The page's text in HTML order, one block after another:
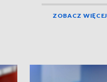
ZOBACZ WIĘCEJ